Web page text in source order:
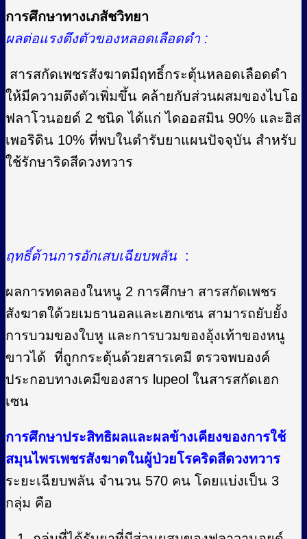
การศึกษาทางเภสัชวิทยา
ผลต่อแรงตึงตัวของหลอดเลือดดำ :
สารสกัดเพชรสังฆาตมีฤทธิ์กระตุ้นหลอดเลือดดำ
ให้มีความตึงตัวเพิ่มขึ้น คล้ายกับส่วนผสมของไบโอ
ฟลาโวนอยด์ 2 ชนิด ได้แก่ ไดออสมิน 90% และฮิส
เพอริดิน 10% ที่พบในตำรับยาแผนปัจจุบัน สำหรับ
ใช้รักษาริดสีดวงทวาร
ฤทธิ์ต้านการอักเสบเฉียบพลัน :
ผลการทดลองในหนู 2 การศึกษา สารสกัดเพชร
สังฆาตใด้วยเมธานอลและเฮกเซน สามารถยับยั้ง
การบวมของใบหู และการบวมของอุ้งเท้าของหนู
ขาวได้ ที่ถูกกระตุ้นด้วยสารเคมี ตรวจพบองค์
ประกอบทางเคมีของสาร lupeol ในสารสกัดเฮก
เซน
การศึกษาประสิทธิผลและผลข้างเคียงของการใช้
สมุนไพรเพชรสังฆาตในผู้ป่วยโรคริดสีดวงทวาร
ระยะเฉียบพลัน จำนวน 570 คน โดยแบ่งเป็น 3
กลุ่ม คือ